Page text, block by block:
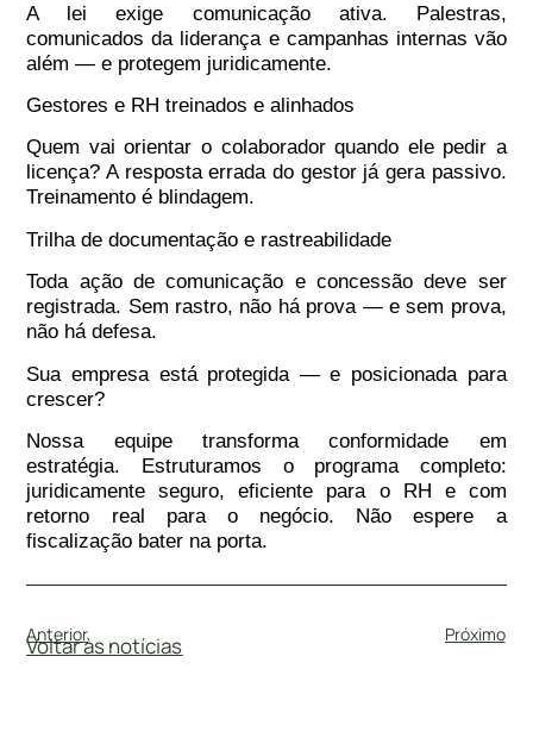
A lei exige comunicação ativa. Palestras,
comunicados da liderança e campanhas internas vão
além — e protegem juridicamente.
Gestores e RH treinados e alinhados
Quem vai orientar o colaborador quando ele pedir a
licença? A resposta errada do gestor já gera passivo.
Treinamento é blindagem.
Trilha de documentação e rastreabilidade
Toda ação de comunicação e concessão deve ser
registrada. Sem rastro, não há prova — e sem prova,
não há defesa.
Sua empresa está protegida — e posicionada para
crescer?
Nossa equipe transforma conformidade em
estratégia. Estruturamos o programa completo:
juridicamente seguro, eficiente para o RH e com
retorno real para o negócio. Não espere a
fiscalização bater na porta.
Anterior Próximo
Voltar às notícias